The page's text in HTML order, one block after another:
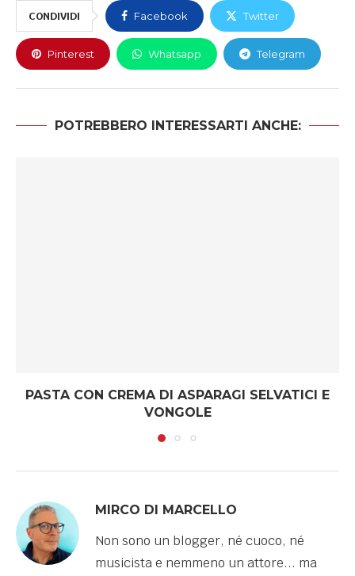
CONDIVIDI Facebook Twitter
Pinterest Whatsapp Telegram
POTREBBERO INTERESSARTI ANCHE:
PASTA CON CREMA DI ASPARAGI SELVATICI E
VONGOLE
MIRCO DI MARCELLO
Non sono un blogger, né cuoco, né
musicista e nemmeno un attore... ma